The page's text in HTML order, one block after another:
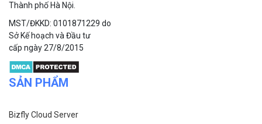
Thành phố Hà Nội.
MST/ĐKKD: 0101871229 do
Sở Kế hoạch và Đầu tư
cấp ngày 27/8/2015
SẢN PHẨM
Bizfly Cloud Server